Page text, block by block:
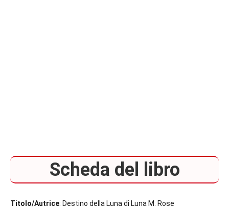
Scheda del libro
Titolo/Autrice: Destino della Luna di Luna M. Rose